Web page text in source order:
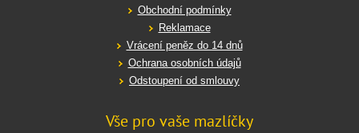
Obchodní podmínky
Reklamace
Vrácení peněz do 14 dnů
Ochrana osobních údajů
Odstoupení od smlouvy
Vše pro vaše mazlíčky